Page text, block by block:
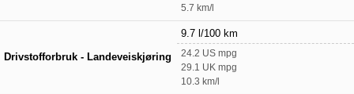
5.7 km/l
Drivstofforbruk - Landeveiskjøring
9.7 l/100 km
24.2 US mpg
29.1 UK mpg
10.3 km/l